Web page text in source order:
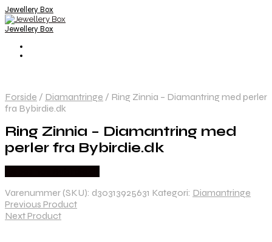
Jewellery Box
Jewellery Box
Forside / Diamantringe / Ring Zinnia – Diamantring med perler
fra Bybirdie.dk
Ring Zinnia – Diamantring med
perler fra Bybirdie.dk
Varenummer (SKU): d30313925631 Kategori: Diamantringe
Previous Product
Next Product